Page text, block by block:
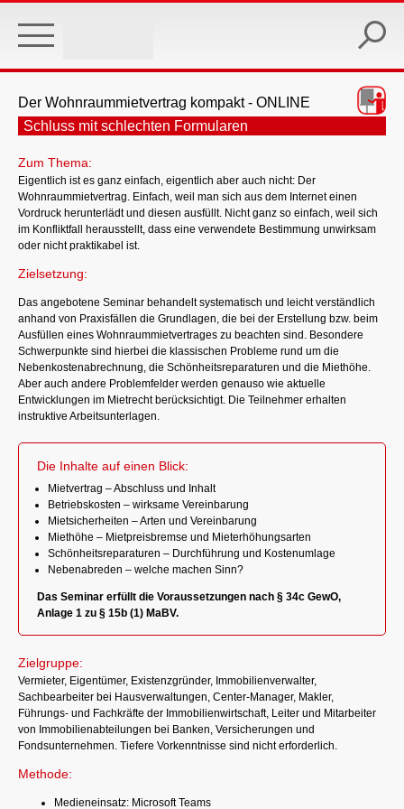
main
Der Wohnraummietvertrag kompakt - ONLINE
Schluss mit schlechten Formularen
Zum Thema:
Eigentlich ist es ganz einfach, eigentlich aber auch nicht: Der
Wohnraummietvertrag. Einfach, weil man sich aus dem Internet einen
Vordruck herunterlädt und diesen ausfüllt. Nicht ganz so einfach, weil sich
im Konfliktfall herausstellt, dass eine verwendete Bestimmung unwirksam
oder nicht praktikabel ist.
Zielsetzung:
Das angebotene Seminar behandelt systematisch und leicht verständlich
anhand von Praxisfällen die Grundlagen, die bei der Erstellung bzw. beim
Ausfüllen eines Wohnraummietvertrages zu beachten sind. Besondere
Schwerpunkte sind hierbei die klassischen Probleme rund um die
Nebenkostenabrechnung, die Schönheitsreparaturen und die Miethöhe.
Aber auch andere Problemfelder werden genauso wie aktuelle
Entwicklungen im Mietrecht berücksichtigt. Die Teilnehmer erhalten
instruktive Arbeitsunterlagen.
Die Inhalte auf einen Blick:
Mietvertrag – Abschluss und Inhalt
Betriebskosten – wirksame Vereinbarung
Mietsicherheiten – Arten und Vereinbarung
Miethöhe – Mietpreisbremse und Mieterhöhungsarten
Schönheitsreparaturen – Durchführung und Kostenumlage
Nebenabreden – welche machen Sinn?
Das Seminar erfüllt die Voraussetzungen nach § 34c GewO,
Anlage 1 zu § 15b (1) MaBV.
Zielgruppe:
Vermieter, Eigentümer, Existenzgründer, Immobilienverwalter,
Sachbearbeiter bei Hausverwaltungen, Center-Manager, Makler,
Führungs- und Fachkräfte der Immobilienwirtschaft, Leiter und Mitarbeiter
von Immobilienabteilungen bei Banken, Versicherungen und
Fondsunternehmen. Tiefere Vorkenntnisse sind nicht erforderlich.
Methode:
Medieneinsatz: Microsoft Teams